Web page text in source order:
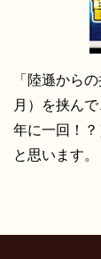
「陸遜から
月）を挟ん
年に一回！
と思います